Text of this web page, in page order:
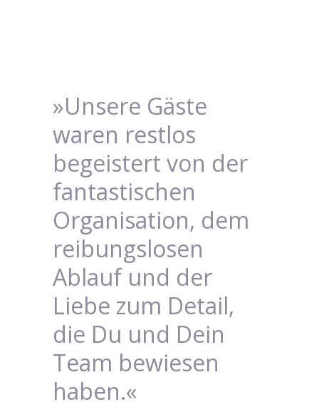
»Unsere Gäste
waren restlos
begeistert von der
fantastischen
Organisation, dem
reibungslosen
Ablauf und der
Liebe zum Detail,
die Du und Dein
Team bewiesen
haben.«